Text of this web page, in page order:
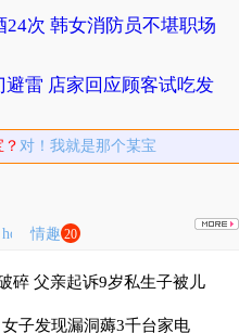
次 韩女消防员不堪职场
雷 店家回应顾客试吃发
对！我就是那个某宝
情趣 20
碎 父亲起诉9岁私生子被儿
子发现漏洞薅3千台家电